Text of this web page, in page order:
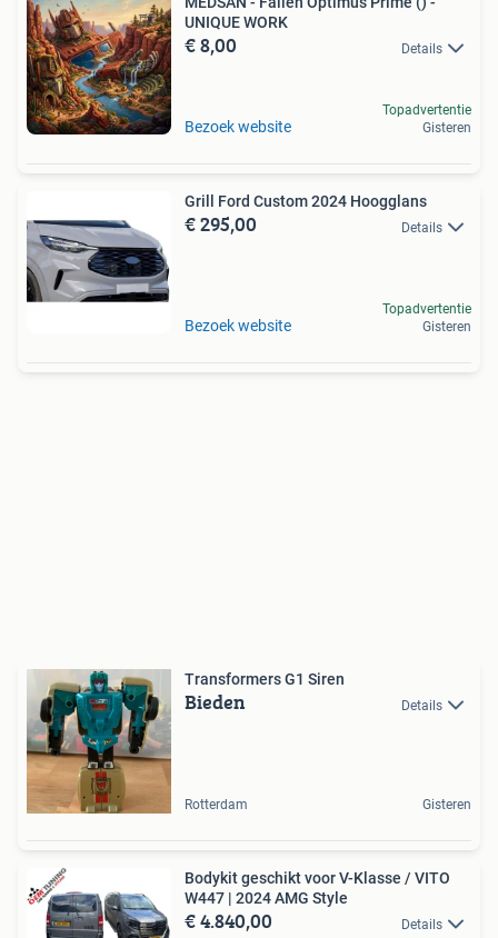
UNIQUE WORK
€ 8,00 Details
Bezoek website
Topadvertentie
Gisteren
Grill Ford Custom 2024 Hoogglans
€ 295,00 Details
Bezoek website
Topadvertentie
Gisteren
Transformers G1 Siren
Bieden Details
Rotterdam Gisteren
Bodykit geschikt voor V-Klasse / VITO
W447 | 2024 AMG Style
€ 4.840,00 Details